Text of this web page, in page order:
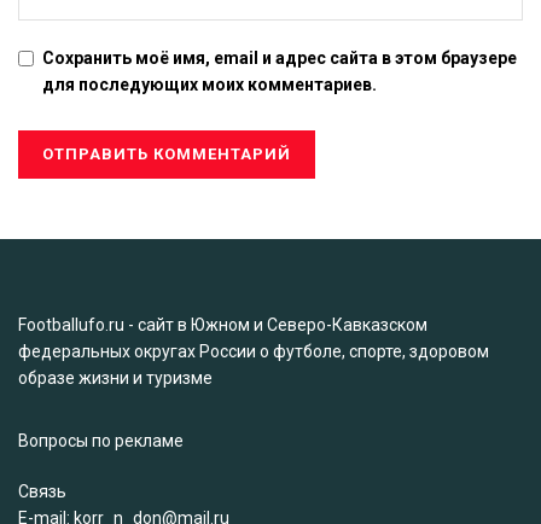
Сохранить моё имя, email и адрес сайта в этом браузере
для последующих моих комментариев.
Footballufo.ru - сайт в Южном и Северо-Кавказском
федеральных округах России о футболе, спорте, здоровом
образе жизни и туризме
Вопросы по рекламе
Связь
Е-mail: korr_n_don@mail.ru